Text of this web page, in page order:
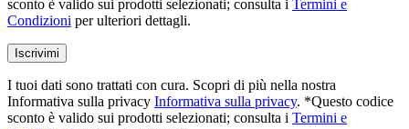
sconto è valido sui prodotti selezionati; consulta i Termini e
Condizioni per ulteriori dettagli.
Iscrivimi
I tuoi dati sono trattati con cura. Scopri di più nella nostra
Informativa sulla privacy Informativa sulla privacy. *Questo codice
sconto è valido sui prodotti selezionati; consulta i Termini e